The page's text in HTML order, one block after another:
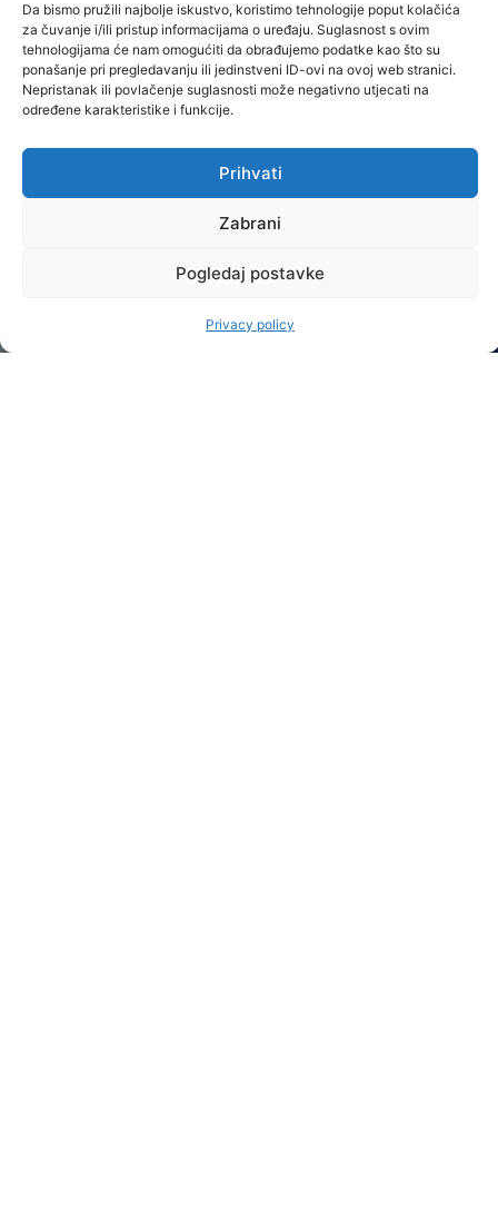
Da bismo pružili najbolje iskustvo, koristimo tehnologije poput kolačića
za čuvanje i/ili pristup informacijama o uređaju. Suglasnost s ovim
tehnologijama će nam omogućiti da obrađujemo podatke kao što su
ponašanje pri pregledavanju ili jedinstveni ID-ovi na ovoj web stranici.
Nepristanak ili povlačenje suglasnosti može negativno utjecati na
određene karakteristike i funkcije.
Prihvati
Zabrani
Pogledaj postavke
Privacy policy
STUDY
PROGRAMMES
UNDERGRADUATE
PROFESSIONAL